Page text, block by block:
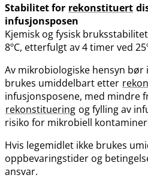
Stabilitet for rekonstituert
infusjonsposen
Kjemisk og fysisk
8ºC, etterfulgt av 4 timer ved
Av mikrobiologiske hensyn
brukes umiddelbart etter
infusjonsposene, med mindre
rekonstituering og fylling av
risiko for mikrobiell
Hvis legemidlet ikke brukes
oppbevaringstider og
ansvar.